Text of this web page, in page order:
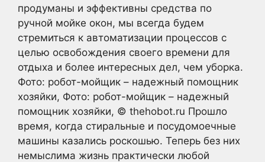
продуманы и эффективны средства по
ручной мойке окон, мы всегда будем
стремиться к автоматизации процессов с
целью освобождения своего времени для
отдыха и более интересных дел, чем уборка.
Фото: робот-мойщик – надежный помощник
хозяйки, Фото: робот-мойщик – надежный
помощник хозяйки, © thehobot.ru Прошло
время, когда стиральные и посудомоечные
машины казались роскошью. Теперь без них
немыслима жизнь практически любой